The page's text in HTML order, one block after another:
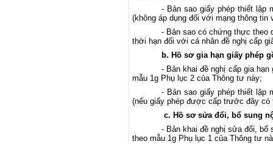
- Bản sao giấy phép thiết lập
(không áp dụng đối với mạng thông tin
- Bản sao có chứng thực theo
thời hạn đối với cá nhân đề nghị cấp
b. Hồ sơ gia hạn giấy phép
- Bản khai đề nghị cấp gia hạn
mẫu 1g Phụ lục 2 của Thông tư này;
- Bản sao giấy phép thiết lập
(nếu giấy phép được cấp trước đây có
c. Hồ sơ sửa đổi, bổ sung
- Bản khai đề nghị sửa đổi, bổ
theo mẫu 1g Phụ lục 1 của Thông tư